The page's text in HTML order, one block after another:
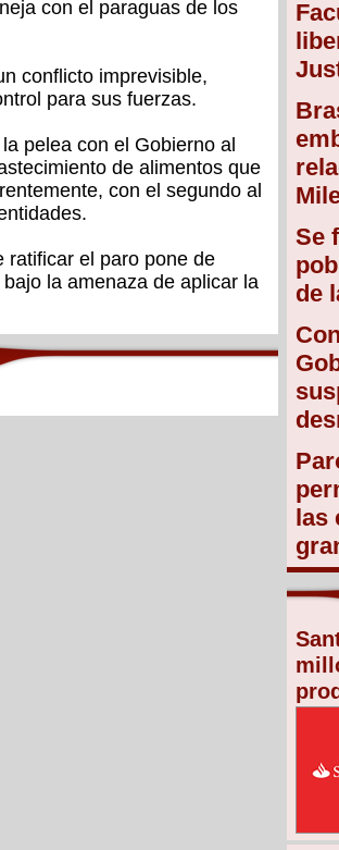
Se
de
las
con el paraguas de los
conflicto imprevisible,
para sus fuerzas.
pelea con el Gobierno al
de alimentos que
con el segundo al
ratificar el paro pone de
la amenaza de aplicar la